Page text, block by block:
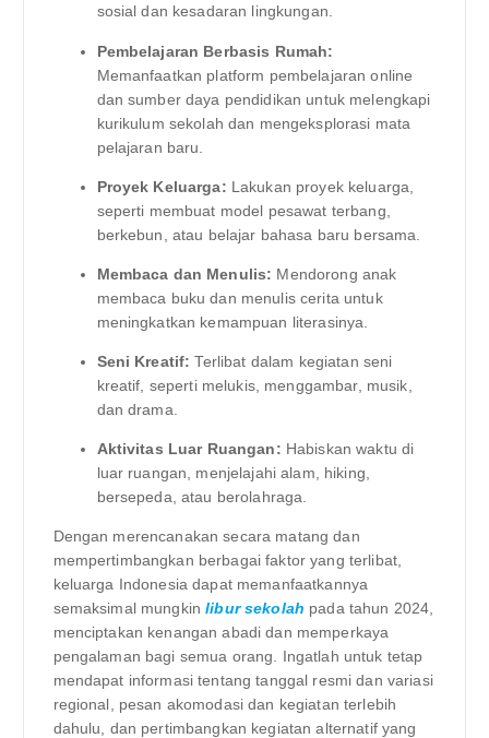
sosial dan kesadaran lingkungan.
Pembelajaran Berbasis Rumah:
Memanfaatkan platform pembelajaran online
dan sumber daya pendidikan untuk melengkapi
kurikulum sekolah dan mengeksplorasi mata
pelajaran baru.
Proyek Keluarga: Lakukan proyek keluarga,
seperti membuat model pesawat terbang,
berkebun, atau belajar bahasa baru bersama.
Membaca dan Menulis: Mendorong anak
membaca buku dan menulis cerita untuk
meningkatkan kemampuan literasinya.
Seni Kreatif: Terlibat dalam kegiatan seni
kreatif, seperti melukis, menggambar, musik,
dan drama.
Aktivitas Luar Ruangan: Habiskan waktu di
luar ruangan, menjelajahi alam, hiking,
bersepeda, atau berolahraga.
Dengan merencanakan secara matang dan
mempertimbangkan berbagai faktor yang terlibat,
keluarga Indonesia dapat memanfaatkannya
semaksimal mungkinlibur sekolah pada tahun 2024,
menciptakan kenangan abadi dan memperkaya
pengalaman bagi semua orang. Ingatlah untuk tetap
mendapat informasi tentang tanggal resmi dan variasi
regional, pesan akomodasi dan kegiatan terlebih
dahulu, dan pertimbangkan kegiatan alternatif yang